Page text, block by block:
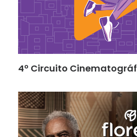
4º Circuito